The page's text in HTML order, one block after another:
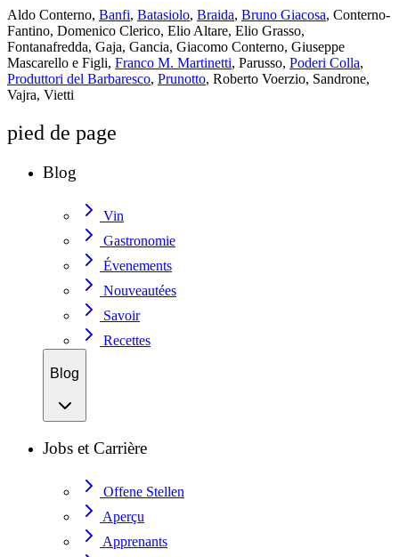
Aldo Conterno, Banfi, Batasiolo, Braida, Bruno Giacosa, Conterno-
Fantino, Domenico Clerico, Elio Altare, Elio Grasso,
Fontanafredda, Gaja, Gancia, Giacomo Conterno, Giuseppe
Mascarello e Figli, Franco M. Martinetti, Parusso, Poderi Colla,
Produttori del Barbaresco, Prunotto, Roberto Voerzio, Sandrone,
Vajra, Vietti
pied de page
Blog
Vin
Gastronomie
Évenements
Nouveautées
Savoir
Recettes
Blog
Jobs et Carrière
Offene Stellen
Aperçu
Apprenants